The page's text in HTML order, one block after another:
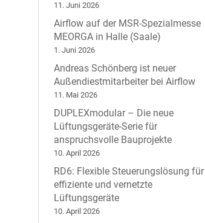
11. Juni 2026
Airflow auf der MSR-Spezialmesse
MEORGA in Halle (Saale)
1. Juni 2026
Andreas Schönberg ist neuer
Außendiestmitarbeiter bei Airflow
11. Mai 2026
DUPLEXmodular – Die neue
Lüftungsgeräte-Serie für
anspruchsvolle Bauprojekte
10. April 2026
RD6: Flexible Steuerungslösung für
effiziente und vernetzte
Lüftungsgeräte
10. April 2026